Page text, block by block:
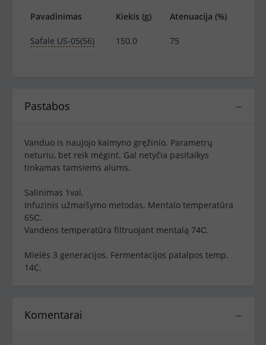
Pavadinimas Kiekis (g) Atenuacija (%)
Safale US-05(56) 150.0 75
−
Pastabos
Vanduo is naujojo kaimyno gręžinio. Parametrų
neturiu, bet reik mėgint. Gal netyčia pasitaikys
tinkamas tamsiems alums.
Salinimas 1val.
Infuzinis užmaišymo metodas. Mentalo temperatūra
65С.
Vandens temperatūra filtruojant mentalą 74С.
Mielės 3 generacijos. Fermentacijos patalpos temp.
14C.
−
Komentarai